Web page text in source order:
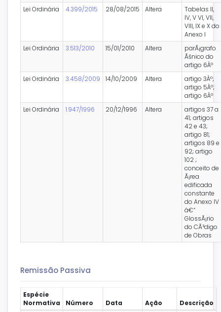
Lei Ordinária
4.399/2015 28/08/2015 Altera
Tabelas II,
IV, V VI, VII,
VIII, IX e X do
Anexo I
Lei Ordinária
3.513/2010 15/01/2010 Altera
parÃ¡grafo
Ãšnico do
artigo 6Âº
Lei Ordinária
3.458/2009 14/10/2009 Altera
artigo 3Âº;
artigo 5Âº;
artigo 6Âº
Lei Ordinária
1.947/1996 20/12/1996 Altera
artigos 37 a
41; artigos
42 e 43;
artigo 81;
artigos 89 e
92; artigo
102 ;
conceito de
Ã¡rea
edificada
constante
do Anexo IV
â€“
GlossÃ¡rio
do CÃ³digo
de Obras
Remissão Passiva
Espécie
Normativa
Número Data Ação
Descrição